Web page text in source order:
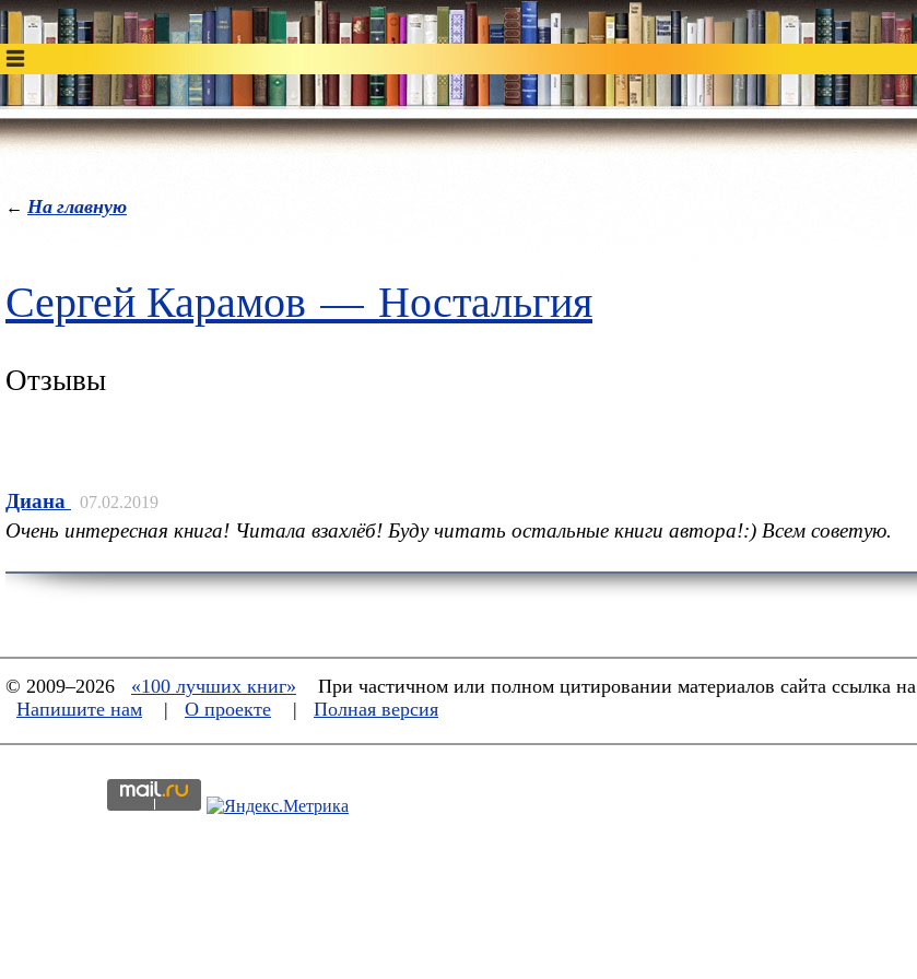
← На главную
Сергей Карамов — Ностальгия
Отзывы
Диана 07.02.2019
Очень интересная книга! Читала взахлёб! Буду читать остальные книги автора!:) Всем советую.
© 2009–2026 «100 лучших книг» При частичном или полном цитировании материалов сайта ссылка на
Напишите нам
| О проекте | Полная версия